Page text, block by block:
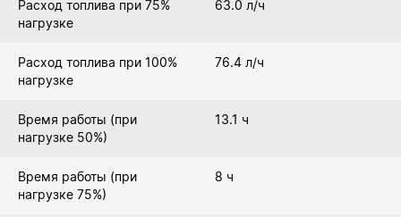
Расход топлива при 75%
нагрузке
63.0 л/ч
Расход топлива при 100%
нагрузке
76.4 л/ч
Время работы (при
нагрузке 50%)
13.1 ч
Время работы (при
нагрузке 75%)
8 ч